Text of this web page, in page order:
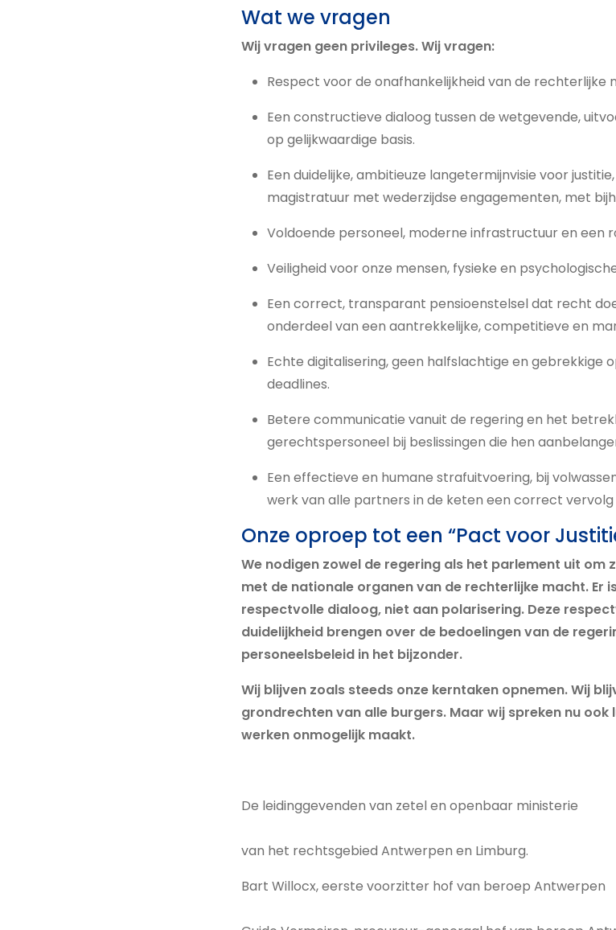
Wat we vragen
Wij vragen geen privileges. Wij vragen:
Respect voor de onafhankelijkheid van de rechterlijke
Een constructieve dialoog tussen de wetgevende,
op gelijkwaardige basis.
Een duidelijke, ambitieuze langetermijnvisie voor
magistratuur met wederzijdse engagementen, met
Voldoende personeel, moderne infrastructuur en een
Veiligheid voor onze mensen, fysieke en
Een correct, transparant pensioenstelsel dat recht
onderdeel van een aantrekkelijke, competitieve en
Echte digitalisering, geen halfslachtige en gebrekkige
deadlines.
Betere communicatie vanuit de regering en het
gerechtspersoneel bij beslissingen die hen
Een effectieve en humane strafuitvoering, bij
werk van alle partners in de keten een correct vervolg
Onze oproep tot een “Pact voor
We nodigen zowel de regering als het parlement uit om
met de nationale organen van de rechterlijke macht. Er
respectvolle dialoog, niet aan polarisering. Deze
duidelijkheid brengen over de bedoelingen van de
personeelsbeleid in het bijzonder.
Wij blijven zoals steeds onze kerntaken opnemen. Wij
grondrechten van alle burgers. Maar wij spreken nu
werken onmogelijk maakt.
De leidinggevenden van zetel en openbaar ministerie
van het rechtsgebied Antwerpen en Limburg.
Bart Willocx, eerste voorzitter hof van beroep Antwerpen